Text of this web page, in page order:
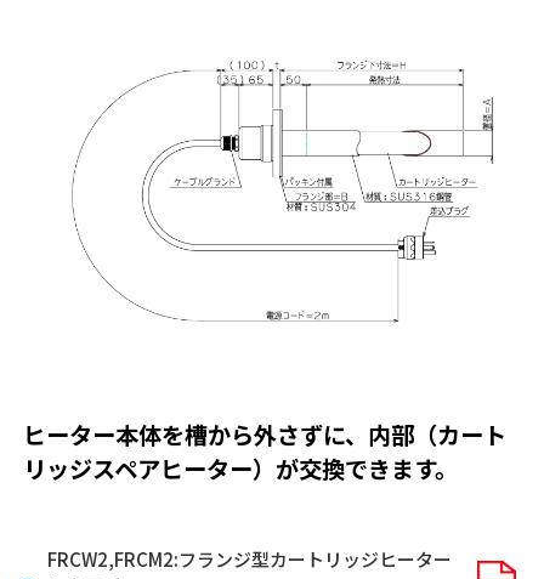
ヒーター本体を槽から外さずに、内部（カート
リッジスペアヒーター）が交換できます。
FRCW2,FRCM2:フランジ型カートリッジヒーター